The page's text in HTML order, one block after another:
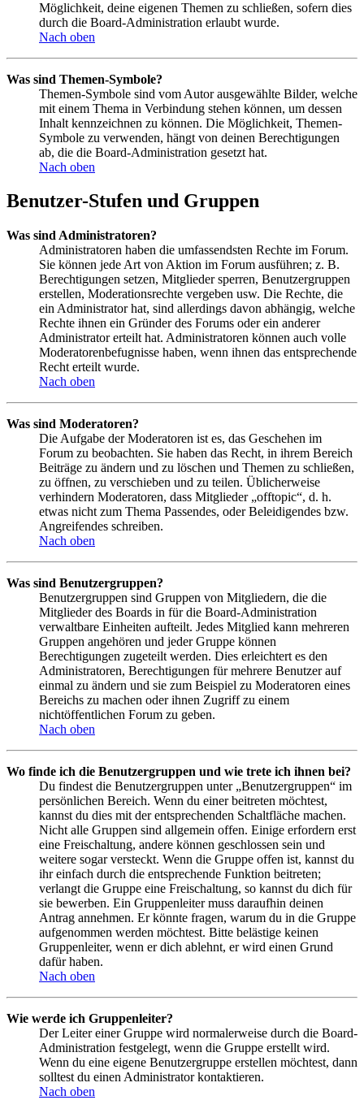
Möglichkeit, deine eigenen Themen zu schließen, sofern dies
durch die Board-Administration erlaubt wurde.
Nach oben
Was sind Themen-Symbole?
Themen-Symbole sind vom Autor ausgewählte Bilder, welche
mit einem Thema in Verbindung stehen können, um dessen
Inhalt kennzeichnen zu können. Die Möglichkeit, Themen-
Symbole zu verwenden, hängt von deinen Berechtigungen
ab, die die Board-Administration gesetzt hat.
Nach oben
Benutzer-Stufen und Gruppen
Was sind Administratoren?
Administratoren haben die umfassendsten Rechte im Forum.
Sie können jede Art von Aktion im Forum ausführen; z. B.
Berechtigungen setzen, Mitglieder sperren, Benutzergruppen
erstellen, Moderationsrechte vergeben usw. Die Rechte, die
ein Administrator hat, sind allerdings davon abhängig, welche
Rechte ihnen ein Gründer des Forums oder ein anderer
Administrator erteilt hat. Administratoren können auch volle
Moderatorenbefugnisse haben, wenn ihnen das entsprechende
Recht erteilt wurde.
Nach oben
Was sind Moderatoren?
Die Aufgabe der Moderatoren ist es, das Geschehen im
Forum zu beobachten. Sie haben das Recht, in ihrem Bereich
Beiträge zu ändern und zu löschen und Themen zu schließen,
zu öffnen, zu verschieben und zu teilen. Üblicherweise
verhindern Moderatoren, dass Mitglieder „offtopic“, d. h.
etwas nicht zum Thema Passendes, oder Beleidigendes bzw.
Angreifendes schreiben.
Nach oben
Was sind Benutzergruppen?
Benutzergruppen sind Gruppen von Mitgliedern, die die
Mitglieder des Boards in für die Board-Administration
verwaltbare Einheiten aufteilt. Jedes Mitglied kann mehreren
Gruppen angehören und jeder Gruppe können
Berechtigungen zugeteilt werden. Dies erleichtert es den
Administratoren, Berechtigungen für mehrere Benutzer auf
einmal zu ändern und sie zum Beispiel zu Moderatoren eines
Bereichs zu machen oder ihnen Zugriff zu einem
nichtöffentlichen Forum zu geben.
Nach oben
Wo finde ich die Benutzergruppen und wie trete ich ihnen bei?
Du findest die Benutzergruppen unter „Benutzergruppen“ im
persönlichen Bereich. Wenn du einer beitreten möchtest,
kannst du dies mit der entsprechenden Schaltfläche machen.
Nicht alle Gruppen sind allgemein offen. Einige erfordern erst
eine Freischaltung, andere können geschlossen sein und
weitere sogar versteckt. Wenn die Gruppe offen ist, kannst du
ihr einfach durch die entsprechende Funktion beitreten;
verlangt die Gruppe eine Freischaltung, so kannst du dich für
sie bewerben. Ein Gruppenleiter muss daraufhin deinen
Antrag annehmen. Er könnte fragen, warum du in die Gruppe
aufgenommen werden möchtest. Bitte belästige keinen
Gruppenleiter, wenn er dich ablehnt, er wird einen Grund
dafür haben.
Nach oben
Wie werde ich Gruppenleiter?
Der Leiter einer Gruppe wird normalerweise durch die Board-
Administration festgelegt, wenn die Gruppe erstellt wird.
Wenn du eine eigene Benutzergruppe erstellen möchtest, dann
solltest du einen Administrator kontaktieren.
Nach oben